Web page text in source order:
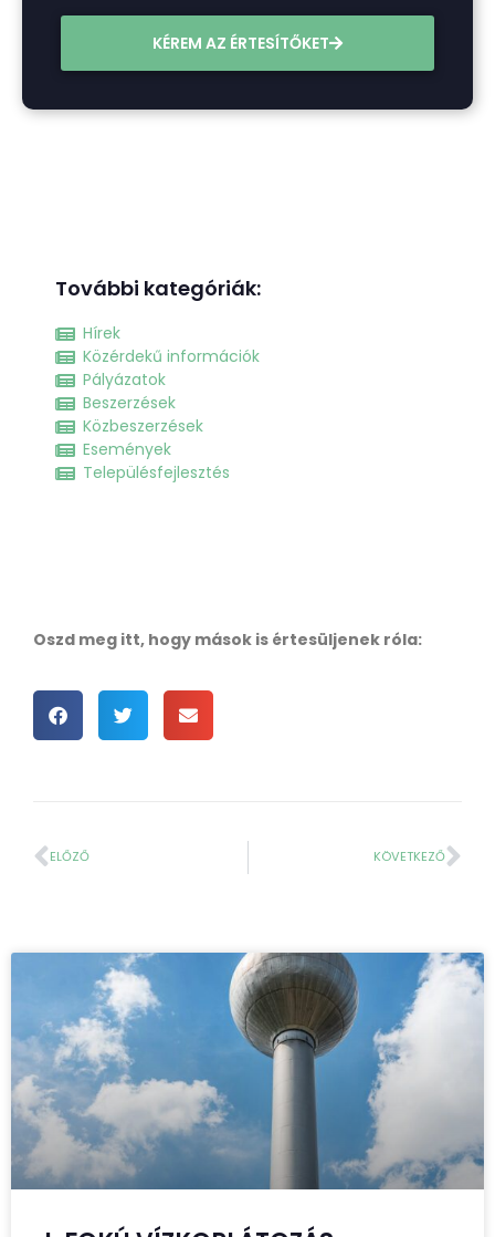
KÉREM AZ ÉRTESÍTŐKET
További kategóriák:
Hírek
Közérdekű információk
Pályázatok
Beszerzések
Közbeszerzések
Események
Településfejlesztés
Oszd meg itt, hogy mások is értesüljenek róla:
ELŐZŐ KÖVETKEZŐ